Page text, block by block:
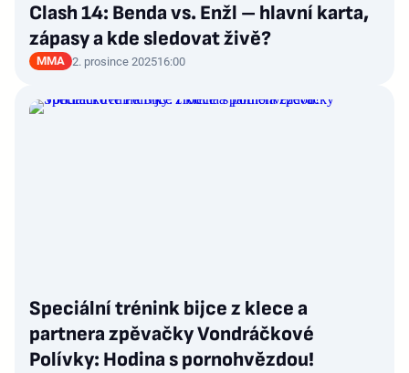
Clash 14: Benda vs. Enžl – hlavní karta,
zápasy a kde sledovat živě?
MMA 2. prosince 202516:00
Speciální trénink bijce z klece a
partnera zpěvačky Vondráčkové
Polívky: Hodina s pornohvězdou!